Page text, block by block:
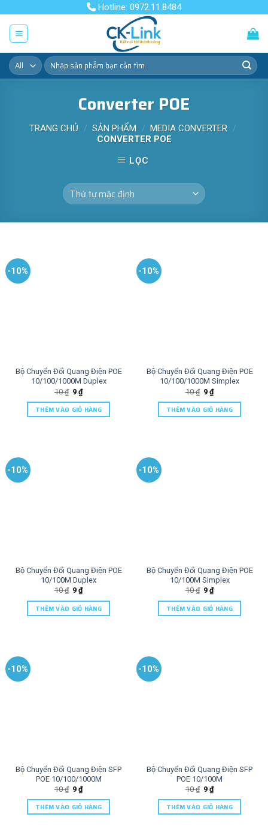
content
Hotline: 0972.11.8484
Tìm
kiếm:
Converter POE
TRANG CHỦ / SẢN PHẨM / MEDIA CONVERTER /
CONVERTER POE
LỌC
-10%
Bộ Chuyển Đổi Quang Điện POE
10/100/1000M Duplex
10₫ 9₫
THÊM VÀO GIỎ HÀNG
-10%
Bộ Chuyển Đổi Quang Điện POE
10/100/1000M Simplex
10₫ 9₫
THÊM VÀO GIỎ HÀNG
-10%
Bộ Chuyển Đổi Quang Điện POE
10/100M Duplex
10₫ 9₫
THÊM VÀO GIỎ HÀNG
-10%
Bộ Chuyển Đổi Quang Điện POE
10/100M Simplex
10₫ 9₫
THÊM VÀO GIỎ HÀNG
-10%
Bộ Chuyển Đổi Quang Điện SFP
POE 10/100/1000M
10₫ 9₫
THÊM VÀO GIỎ HÀNG
-10%
Bộ Chuyển Đổi Quang Điện SFP
POE 10/100M
10₫ 9₫
THÊM VÀO GIỎ HÀNG